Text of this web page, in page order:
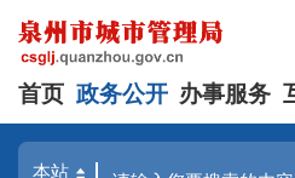
首页 政务公开 办事服务